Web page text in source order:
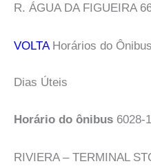
R. ÁGUA DA FIGUEIRA
VOLTAHorários do Ônibus
Dias Úteis
Horário do ônibus 6028-
RIVIERA – TERMINAL